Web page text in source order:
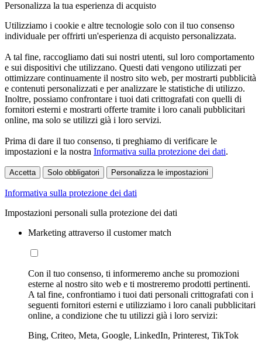
Personalizza la tua esperienza di acquisto
Utilizziamo i cookie e altre tecnologie solo con il tuo consenso
individuale per offrirti un'esperienza di acquisto personalizzata.
A tal fine, raccogliamo dati sui nostri utenti, sul loro comportamento
e sui dispositivi che utilizzano. Questi dati vengono utilizzati per
ottimizzare continuamente il nostro sito web, per mostrarti pubblicità
e contenuti personalizzati e per analizzare le statistiche di utilizzo.
Inoltre, possiamo confrontare i tuoi dati crittografati con quelli di
fornitori esterni e mostrarti offerte tramite i loro canali pubblicitari
online, ma solo se utilizzi già i loro servizi.
Prima di dare il tuo consenso, ti preghiamo di verificare le
impostazioni e la nostra Informativa sulla protezione dei dati.
Accetta Solo obbligatori Personalizza le impostazioni
Informativa sulla protezione dei dati
Impostazioni personali sulla protezione dei dati
Marketing attraverso il customer match
Con il tuo consenso, ti informeremo anche su promozioni
esterne al nostro sito web e ti mostreremo prodotti pertinenti.
A tal fine, confrontiamo i tuoi dati personali crittografati con i
seguenti fornitori esterni e utilizziamo i loro canali pubblicitari
online, a condizione che tu utilizzi già i loro servizi:
Bing, Criteo, Meta, Google, LinkedIn, Printerest, TikTok